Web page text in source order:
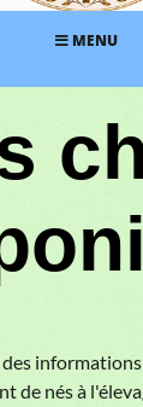
MENU
de nés à